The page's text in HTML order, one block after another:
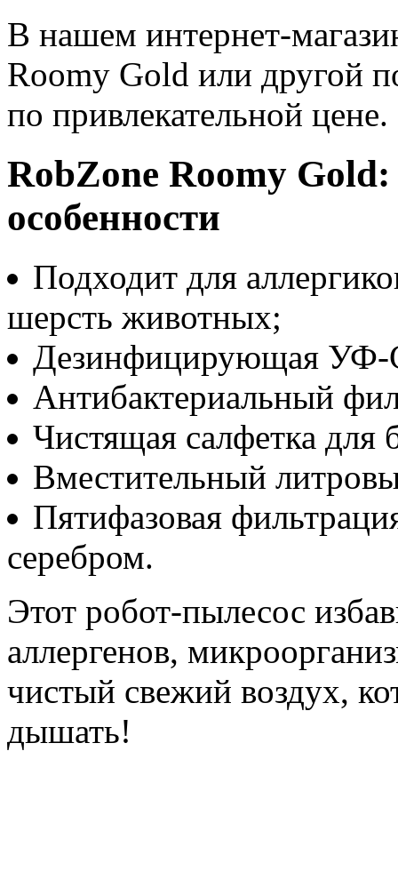
В нашем интернет-
Roomy Gold или другой
по привлекательной цене.
RobZone Roomy
особенности
Подходит для
шерсть животных;
Дезинфицирующая УФ-
Антибактериальный
Чистящая салфетка для
Вместительный
Пятифазовая
серебром.
Этот робот-пылесос
аллергенов,
чистый свежий воздух,
дышать!